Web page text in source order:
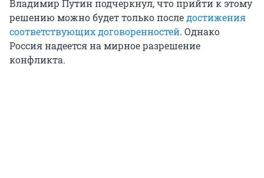
Владимир Путин подчеркнул, что прийти к этому
решению можно будет только последостижения
соответствующих договоренностей. Однако
Россия надеется на мирное разрешение
конфликта.